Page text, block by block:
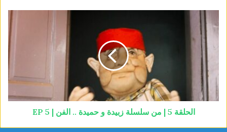
الحلقة 5 | من سلسلة زبيدة و حميدة .. الفن | EP 5